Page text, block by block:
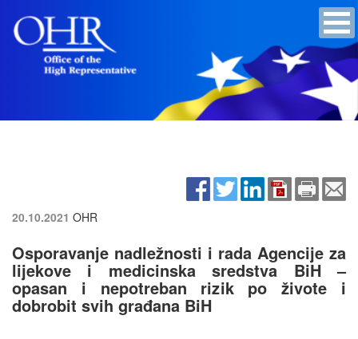
20.10.2021 OHR
Osporavanje nadležnosti i rada Agencije za
lijekove i medicinska sredstva BiH –
opasan i nepotreban rizik po živote i
dobrobit svih građana BiH